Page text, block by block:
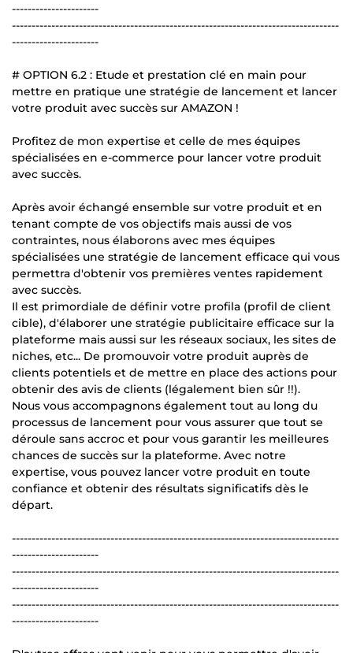
----------------------
-----------------------------------------------------------------------------------
----------------------
# OPTION 6.2 : Etude et prestation clé en main pour
mettre en pratique une stratégie de lancement et lancer
votre produit avec succès sur AMAZON !
Profitez de mon expertise et celle de mes équipes
spécialisées en e-commerce pour lancer votre produit
avec succès.
Après avoir échangé ensemble sur votre produit et en
tenant compte de vos objectifs mais aussi de vos
contraintes, nous élaborons avec mes équipes
spécialisées une stratégie de lancement efficace qui vous
permettra d'obtenir vos premières ventes rapidement
avec succès.
Il est primordiale de définir votre profila (profil de client
cible), d'élaborer une stratégie publicitaire efficace sur la
plateforme mais aussi sur les réseaux sociaux, les sites de
niches, etc... De promouvoir votre produit auprès de
clients potentiels et de mettre en place des actions pour
obtenir des avis de clients (légalement bien sûr !!).
Nous vous accompagnons également tout au long du
processus de lancement pour vous assurer que tout se
déroule sans accroc et pour vous garantir les meilleures
chances de succès sur la plateforme. Avec notre
expertise, vous pouvez lancer votre produit en toute
confiance et obtenir des résultats significatifs dès le
départ.
-----------------------------------------------------------------------------------
----------------------
-----------------------------------------------------------------------------------
----------------------
-----------------------------------------------------------------------------------
----------------------